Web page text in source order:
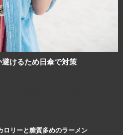
けるため日傘で対策
ロリーと糖質多めのラーメン